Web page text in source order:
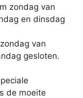
zondag van
en dinsdag
van
gesloten.
de moeite